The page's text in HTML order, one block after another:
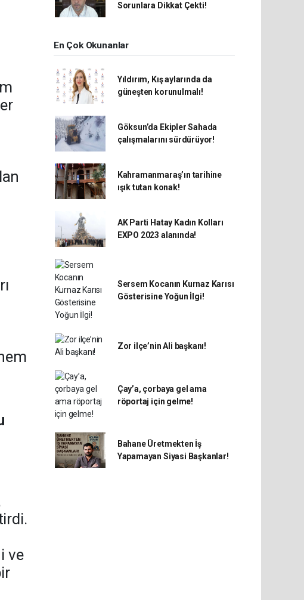
ve
Sorunlara Dikkat Çekti!
En Çok Okunanlar
Yıldırım, Kış aylarında da
güneşten korunulmalı!
Göksun’da Ekipler Sahada
çalışmalarını sürdürüyor!
Kahramanmaraş’ın tarihine
ışık tutan konak!
AK Parti Hatay Kadın Kolları
EXPO 2023 alanında!
Sersem Kocanın Kurnaz Karısı
Gösterisine Yoğun İlgi!
Zor ilçe’nin Ali başkanı!
Çay’a, çorbaya gel ama
röportaj için gelme!
Bahane Üretmekten İş
Yapamayan Siyasi Başkanlar!